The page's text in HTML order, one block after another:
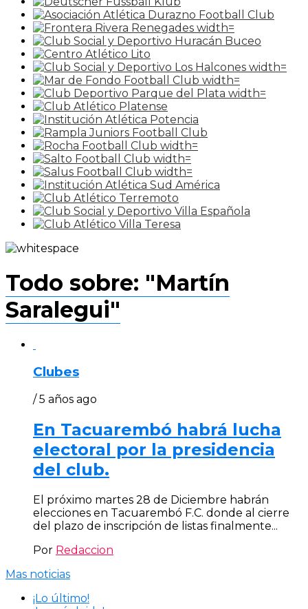
Todo sobre: "Martín
Saralegui"
Clubes
/ 5 años ago
En Tacuarembó habrá lucha
electoral por la presidencia
del club.
El próximo martes 28 de Diciembre habrán
elecciones en Tacuarembó F.C. donde al cierre
del plazo de inscripción de listas finalmente...
Por Redaccion
Mas noticias
¡Lo último!